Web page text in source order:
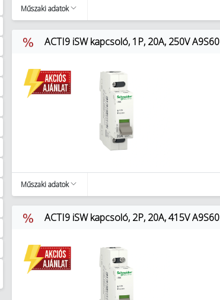
Műszaki adatok
ACTI9 iSW kapcsoló, 1P, 20A, 250V
Műszaki adatok
ACTI9 iSW kapcsoló, 2P, 20A, 415V